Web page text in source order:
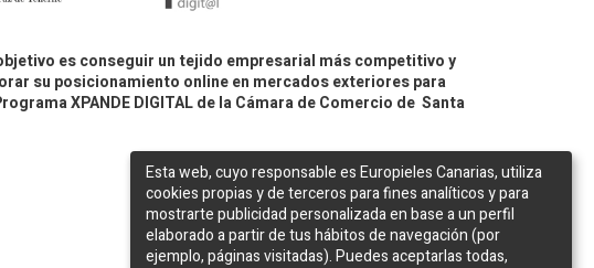
es conseguir un tejido empresarial más competitivo y
su posicionamiento online en mercados exteriores para
XPANDE DIGITAL de la Cámara de Comercio de Santa
Esta web, cuyo responsable es Europieles Canarias, utiliza
cookies propias y de terceros para fines analíticos y para
mostrarte publicidad personalizada en base a un perfil
elaborado a partir de tus hábitos de navegación (por
ejemplo, páginas visitadas). Puedes aceptarlas todas,